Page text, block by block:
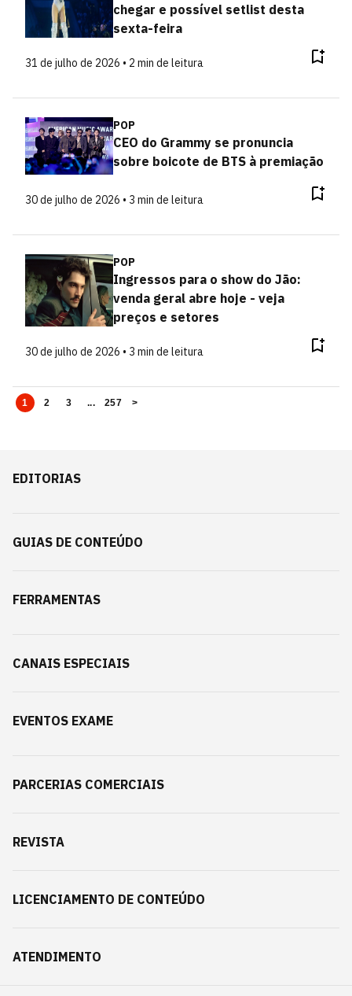
chegar e possível setlist desta
sexta-feira
31 de julho de 2026 • 2 min de leitura
POP
CEO do Grammy se pronuncia
sobre boicote de BTS à premiação
30 de julho de 2026 • 3 min de leitura
POP
Ingressos para o show do Jão:
venda geral abre hoje - veja
preços e setores
30 de julho de 2026 • 3 min de leitura
1 2 3 ... 257 >
EDITORIAS
GUIAS DE CONTEÚDO
FERRAMENTAS
CANAIS ESPECIAIS
EVENTOS EXAME
PARCERIAS COMERCIAIS
REVISTA
LICENCIAMENTO DE CONTEÚDO
ATENDIMENTO